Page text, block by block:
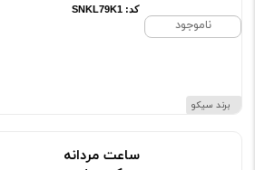
ناموجود
برند سیکو
کد: SNKL79K1
ساعت مردانه